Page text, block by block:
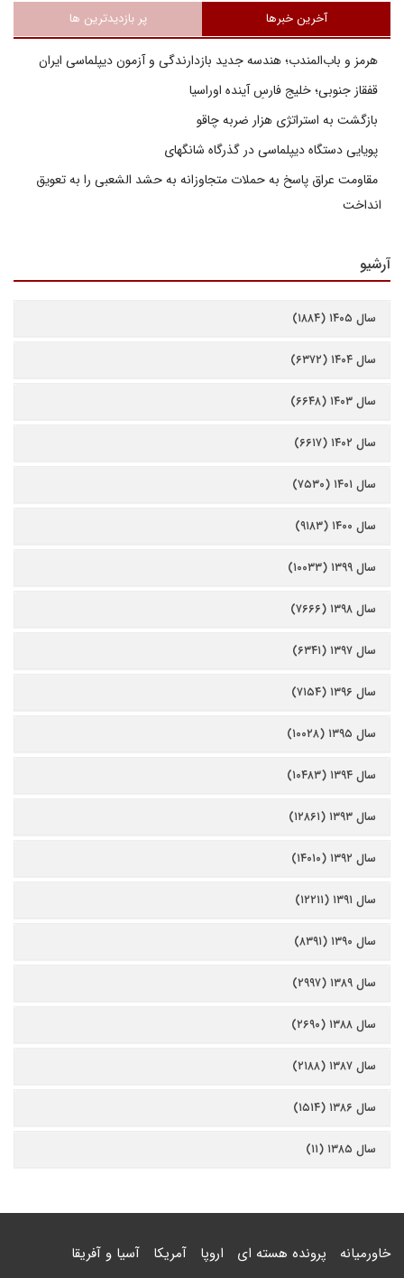
آخرین خبرها پر بازدیدترین ها
هرمز و باب‌المندب؛ هندسه جدید بازدارندگی و آزمون دیپلماسی ایران
قفقاز جنوبی؛ خلیج فارسِ آینده اوراسیا
بازگشت به استراتژی هزار ضربه چاقو
پویایی دستگاه دیپلماسی در گذرگاه شانگهای
مقاومت عراق پاسخ به حملات متجاوزانه به حشد الشعبی را به تعویق
انداخت
آرشیو
سال ۱۴۰۵ (۱۸۸۴)
سال ۱۴۰۴ (۶۳۷۲)
سال ۱۴۰۳ (۶۶۴۸)
سال ۱۴۰۲ (۶۶۱۷)
سال ۱۴۰۱ (۷۵۳۰)
سال ۱۴۰۰ (۹۱۸۳)
سال ۱۳۹۹ (۱۰۰۳۳)
سال ۱۳۹۸ (۷۶۶۶)
سال ۱۳۹۷ (۶۳۴۱)
سال ۱۳۹۶ (۷۱۵۴)
سال ۱۳۹۵ (۱۰۰۲۸)
سال ۱۳۹۴ (۱۰۴۸۳)
سال ۱۳۹۳ (۱۲۸۶۱)
سال ۱۳۹۲ (۱۴۰۱۰)
سال ۱۳۹۱ (۱۲۲۱۱)
سال ۱۳۹۰ (۸۳۹۱)
سال ۱۳۸۹ (۲۹۹۷)
سال ۱۳۸۸ (۲۶۹۰)
سال ۱۳۸۷ (۲۱۸۸)
سال ۱۳۸۶ (۱۵۱۴)
سال ۱۳۸۵ (۱۱)
خاورمیانه پرونده هسته ای اروپا آمریکا آسیا و آفریقا